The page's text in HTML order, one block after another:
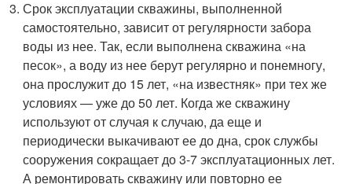
Срок эксплуатации скважины, выполненной
самостоятельно, зависит от регулярности забора
воды из нее. Так, если выполнена скважина «на
песок», а воду из нее берут регулярно и понемногу,
она прослужит до 15 лет, «на известняк» при тех же
условиях — уже до 50 лет. Когда же скважину
используют от случая к случаю, да еще и
периодически выкачивают ее до дна, срок службы
сооружения сокращает до 3-7 эксплуатационных лет.
А ремонтировать скважину или повторно ее